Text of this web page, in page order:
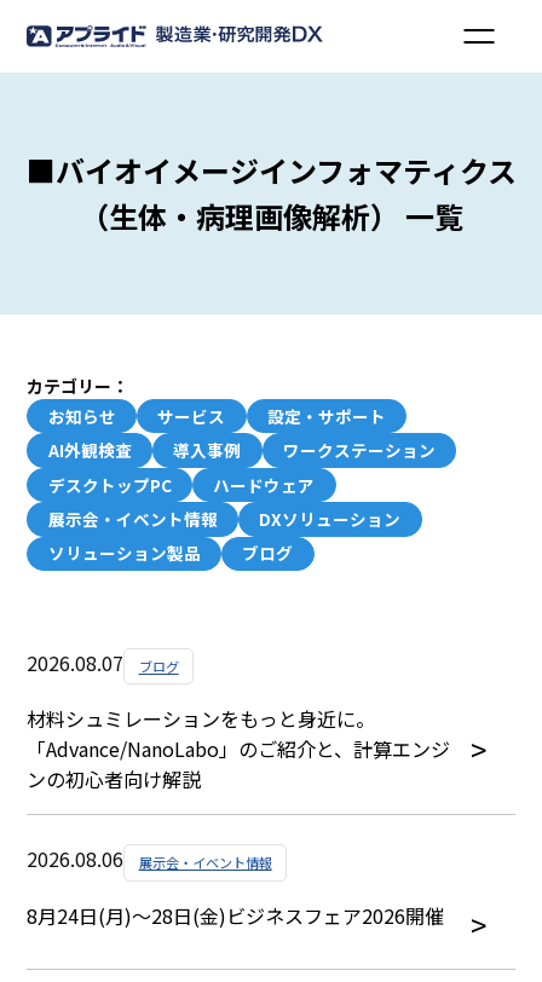
■バイオイメージインフォマティクス
（生体・病理画像解析） 一覧
カテゴリー：
お知らせ
サービス
設定・サポート
AI外観検査
導入事例
ワークステーション
デスクトップPC
ハードウェア
展示会・イベント情報
DXソリューション
ソリューション製品
ブログ
2026.08.07 ブログ
材料シュミレーションをもっと身近に。
「Advance/NanoLabo」のご紹介と、計算エンジ
ンの初心者向け解説
2026.08.06 展示会・イベント情報
8月24日(月)～28日(金)ビジネスフェア2026開催